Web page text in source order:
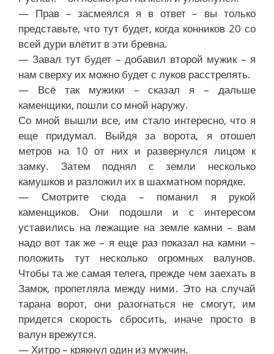
— Прав – засмеялся я в ответ – вы только
представьте, что тут будет, когда конников 20 со
всей дури влетит в эти бревна.
— Завал тут будет – добавил второй мужик – я
нам сверху их можно будет с луков расстрелять.
— Всё так мужики – сказал я – дальше
каменщики, пошли со мной наружу.
Со мной вышли все, им стало интересно, что я
еще придумал. Выйдя за ворота, я отошел
метров на 10 от них и развернулся лицом к
замку. Затем поднял с земли несколько
камушков и разложил их в шахматном порядке.
— Смотрите сюда – поманил я рукой
каменщиков. Они подошли и с интересом
уставились на лежащие на земле камни – вам
надо вот так же – я еще раз показал на камни –
положить тут несколько огромных валунов.
Чтобы та же самая телега, прежде чем заехать в
Замок, пропетляла между ними. Это на случай
тарана ворот, они разогнаться не смогут, им
придется скорость сбросить, иначе просто в
валун врежутся.
— Хитро – крякнул один из мужчин.